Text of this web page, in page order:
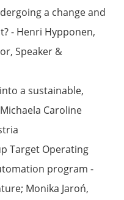
a change and
- Henri Hypponen,
Speaker &
a sustainable,
Caroline
Target Operating
program -
Monika Jaroń,